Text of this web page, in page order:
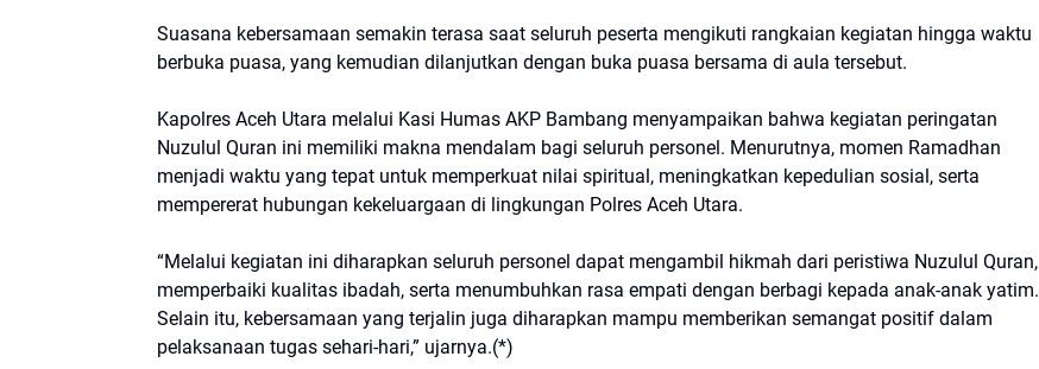
Suasana kebersamaan semakin terasa saat seluruh peserta mengikuti rangkaian kegiatan hingga waktu
berbuka puasa, yang kemudian dilanjutkan dengan buka puasa bersama di aula tersebut.
Kapolres Aceh Utara melalui Kasi Humas AKP Bambang menyampaikan bahwa kegiatan peringatan
Nuzulul Quran ini memiliki makna mendalam bagi seluruh personel. Menurutnya, momen Ramadhan
menjadi waktu yang tepat untuk memperkuat nilai spiritual, meningkatkan kepedulian sosial, serta
mempererat hubungan kekeluargaan di lingkungan Polres Aceh Utara.
“Melalui kegiatan ini diharapkan seluruh personel dapat mengambil hikmah dari peristiwa Nuzulul Quran,
memperbaiki kualitas ibadah, serta menumbuhkan rasa empati dengan berbagi kepada anak-anak yatim.
Selain itu, kebersamaan yang terjalin juga diharapkan mampu memberikan semangat positif dalam
pelaksanaan tugas sehari-hari,” ujarnya.(*)